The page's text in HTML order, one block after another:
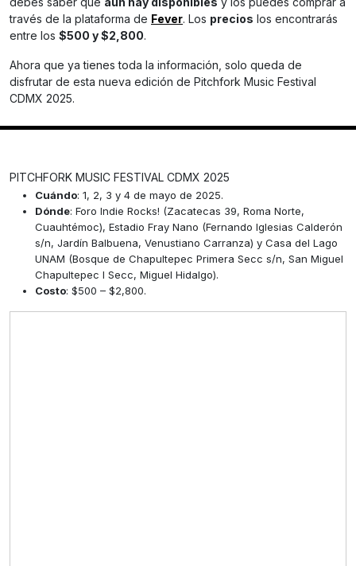
través de la plataforma de Fever. Los precios los encontrarás
entre los $500 y $2,800.
Ahora que ya tienes toda la información, solo queda de
disfrutar de esta nueva edición de Pitchfork Music Festival
CDMX 2025.
PITCHFORK MUSIC FESTIVAL CDMX 2025
Cuándo: 1, 2, 3 y 4 de mayo de 2025.
Dónde: Foro Indie Rocks! (Zacatecas 39, Roma Norte,
Cuauhtémoc), Estadio Fray Nano (Fernando Iglesias Calderón
s/n, Jardín Balbuena, Venustiano Carranza) y Casa del Lago
UNAM (Bosque de Chapultepec Primera Secc s/n, San Miguel
Chapultepec I Secc, Miguel Hidalgo).
Costo: $500 – $2,800.